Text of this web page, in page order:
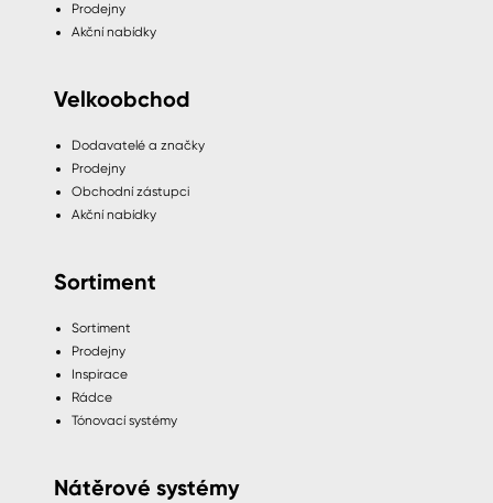
Prodejny
Akční nabídky
Velkoobchod
Dodavatelé a značky
Prodejny
Obchodní zástupci
Akční nabídky
Sortiment
Sortiment
Prodejny
Inspirace
Rádce
Tónovací systémy
Nátěrové systémy